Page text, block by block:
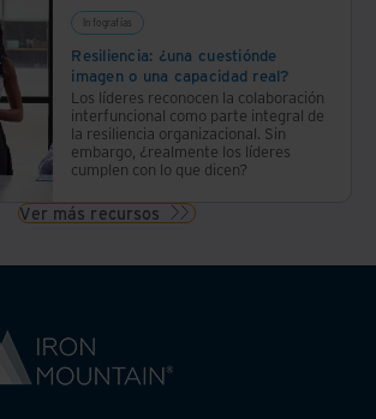
Infografías
Resiliencia: ¿una cuestiónde
imagen o una capacidad real?
Los líderes reconocen la colaboración
interfuncional como parte integral de
la resiliencia organizacional. Sin
embargo, ¿realmente los líderes
cumplen con lo que dicen?
Ver más recursos